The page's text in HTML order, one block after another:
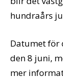
hundraårs
Datumet för
den 8 juni,
mer